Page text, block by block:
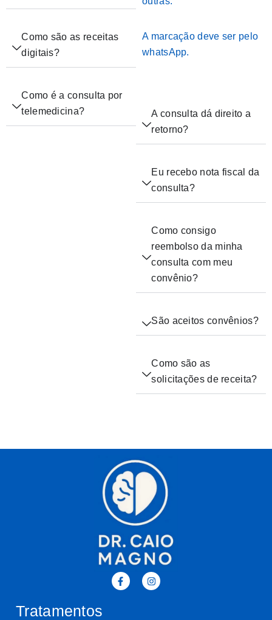
Como são as receitas
digitais?
Como é a consulta por
telemedicina?
A marcação deve ser pelo
whatsApp.
A consulta dá direito a
retorno?
Eu recebo nota fiscal da
consulta?
Como consigo
reembolso da minha
consulta com meu
convênio?
São aceitos convênios?
Como são as
solicitações de receita?
Tratamentos